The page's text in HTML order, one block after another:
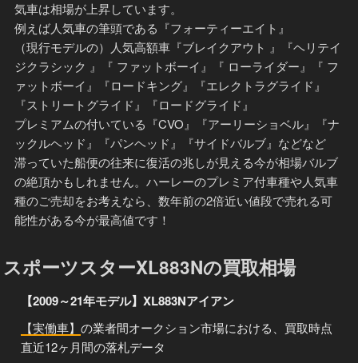
気車は相場が上昇しています。
例えば人気車の筆頭である『フォーティーエイト』
（現行モデルの）人気高額車『ブレイクアウト 』『ヘリテイ
ジクラシック 』『 ファットボーイ』『 ローライダー』『 フ
ァットボーイ』『ロードキング』『エレクトラグライド』
『ストリートグライド』『ロードグライド』
プレミアムの付いている『CVO』『アーリーショベル』『ナ
ックルヘッド』『パンヘッド』『サイドバルブ』などなど
滞っていた船便の往来に復活の兆しが見える今が相場バルブ
の絶頂かもしれません。ハーレーのプレミア付車種や人気車
種のご売却をお考えなら、数年前の2倍近い値段で売れる可
能性がある今が最高値です！
スポーツスターXL883Nの買取相場
【2009～21年モデル】XL883Nアイアン
【実働車】 の業者間オークション市場における、買取時点
直近12ヶ月間の落札データ